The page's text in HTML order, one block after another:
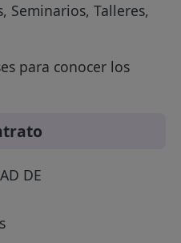
Seminarios, Talleres,
para conocer los
DE